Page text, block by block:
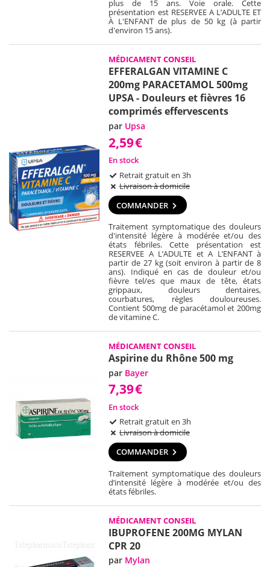
plus de 15 ans. Voie orale. Cette
présentation est RESERVEE A L’ADULTE ET
À L'ENFANT de plus de 50 kg (à partir
d'environ 15 ans).
MÉDICAMENT CONSEIL
EFFERALGAN VITAMINE C
200mg PARACETAMOL 500mg
UPSA - Douleurs et fièvres 16
comprimés effervescents
par Upsa
2,59€
En stock
Retrait gratuit en 3h
Livraison à domicile
COMMANDER
Traitement symptomatique des douleurs
d'intensité légère à modérée et/ou des
états fébriles. Cette présentation est
RESERVEE A L’ADULTE et A L’ENFANT à
partir de 27 kg (soit environ à partir de 8
ans). Indiqué en cas de douleur et/ou
fièvre tel/es que maux de tête, états
grippaux, douleurs dentaires,
courbatures, règles douloureuses.
Contient 500mg de paracétamol et 200mg
de vitamine C.
MÉDICAMENT CONSEIL
Aspirine du Rhône 500 mg
par Bayer
7,39€
En stock
Retrait gratuit en 3h
Livraison à domicile
COMMANDER
Traitement symptomatique des douleurs
d’intensité légère à modérée et/ou des
états fébriles.
MÉDICAMENT CONSEIL
IBUPROFENE 200MG MYLAN
CPR 20
par Mylan